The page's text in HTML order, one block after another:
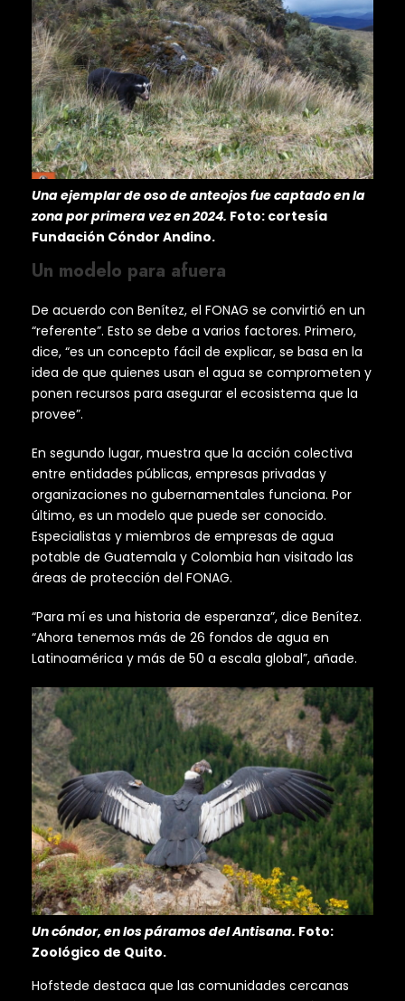
Una ejemplar de oso de anteojos fue captado en la
zona por primera vez en 2024. Foto: cortesía
Fundación Cóndor Andino.
Un modelo para afuera
De acuerdo con Benítez, el FONAG se convirtió en un
“referente”. Esto se debe a varios factores. Primero,
dice, “es un concepto fácil de explicar, se basa en la
idea de que quienes usan el agua se comprometen y
ponen recursos para asegurar el ecosistema que la
provee”.
En segundo lugar, muestra que la acción colectiva
entre entidades públicas, empresas privadas y
organizaciones no gubernamentales funciona. Por
último, es un modelo que puede ser conocido.
Especialistas y miembros de empresas de agua
potable de Guatemala y Colombia han visitado las
áreas de protección del FONAG.
“Para mí es una historia de esperanza”, dice Benítez.
“Ahora tenemos más de 26 fondos de agua en
Latinoamérica y más de 50 a escala global”, añade.
Un cóndor, en los páramos del Antisana. Foto:
Zoológico de Quito.
Hofstede destaca que las comunidades cercanas